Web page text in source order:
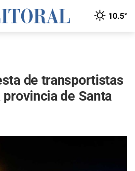
10.5°
de transportistas
de Santa